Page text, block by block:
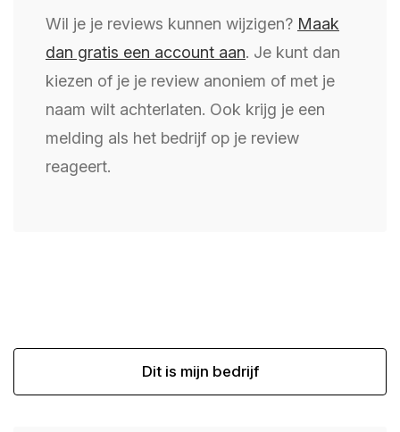
Wil je je reviews kunnen wijzigen? Maak
dan gratis een account aan. Je kunt dan
kiezen of je je review anoniem of met je
naam wilt achterlaten. Ook krijg je een
melding als het bedrijf op je review
reageert.
Dit is mijn bedrijf